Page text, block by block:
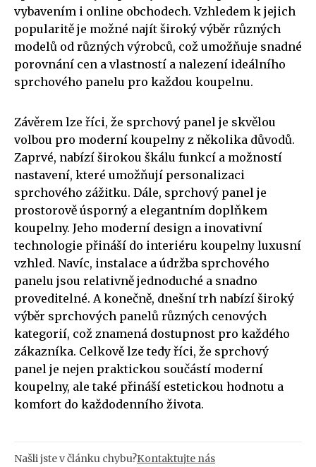
vybavením i online obchodech. Vzhledem k jejich
popularitě je možné najít široký výběr různých
modelů od různých výrobců, což umožňuje snadné
porovnání cen a vlastností a nalezení ideálního
sprchového panelu pro každou koupelnu.
Závěrem lze říci, že sprchový panel je skvělou
volbou pro moderní koupelny z několika důvodů.
Zaprvé, nabízí širokou škálu funkcí a možností
nastavení, které umožňují personalizaci
sprchového zážitku. Dále, sprchový panel je
prostorově úsporný a elegantním doplňkem
koupelny. Jeho moderní design a inovativní
technologie přináší do interiéru koupelny luxusní
vzhled. Navíc, instalace a údržba sprchového
panelu jsou relativně jednoduché a snadno
proveditelné. A konečně, dnešní trh nabízí široký
výběr sprchových panelů různých cenových
kategorií, což znamená dostupnost pro každého
zákazníka. Celkově lze tedy říci, že sprchový
panel je nejen praktickou součástí moderní
koupelny, ale také přináší estetickou hodnotu a
komfort do každodenního života.
Našli jste v článku chybu?Kontaktujte nás